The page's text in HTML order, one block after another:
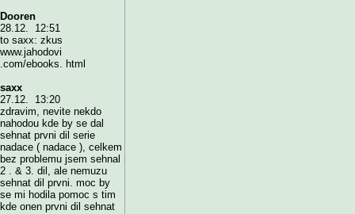
Dooren
28.12. 12:51
to saxx: zkus
www.jahodovi
.com/ebooks. html
saxx
27.12. 13:20
zdravim, nevite nekdo
nahodou kde by se dal
sehnat prvni dil serie
nadace ( nadace ), celkem
bez problemu jsem sehnal
2 . & 3. dil, ale nemuzu
sehnat dil prvni. moc by
se mi hodila pomoc s tim
kde onen prvni dil sehnat